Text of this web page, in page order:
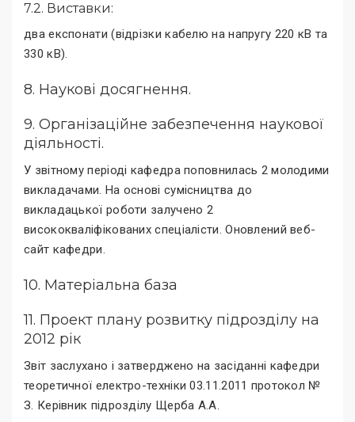
7.2. Виставки:
два експонати (відрізки кабелю на напругу 220 кВ та
330 кВ).
8. Наукові досягнення.
9. Організаційне забезпечення наукової
діяльності.
У звітному періоді кафедра поповнилась 2 молодими
викладачами. На основі сумісництва до
викладацької роботи залучено 2
висококваліфікованих спеціалісти. Оновлений веб-
сайт кафедри.
10. Матеріальна база
11. Проект плану розвитку підрозділу на
2012 рік
Звіт заслухано і затверджено на засіданні кафедри
теоретичної електро-техніки 03.11.2011 протокол №
З. Керівник підрозділу Щерба А.А.